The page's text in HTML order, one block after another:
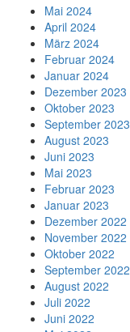
Mai 2024
April 2024
März 2024
Februar 2024
Januar 2024
Dezember 2023
Oktober 2023
September 2023
August 2023
Juni 2023
Mai 2023
Februar 2023
Januar 2023
Dezember 2022
November 2022
Oktober 2022
September 2022
August 2022
Juli 2022
Juni 2022